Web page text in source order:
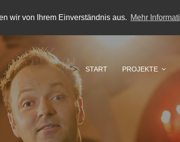
wir von Ihrem Einverständnis aus. Mehr
"> START PROJEKTE